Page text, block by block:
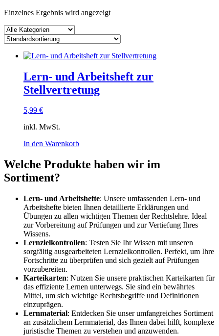
Einzelnes Ergebnis wird angezeigt
Lern- und Arbeitsheft zur
Stellvertretung
5,99 €
inkl. MwSt.
In den Warenkorb
Welche Produkte haben wir im
Sortiment?
Lern- und Arbeitshefte: Unsere umfassenden Lern- und
Arbeitshefte bieten Ihnen detaillierte Erklärungen und
Übungen zu allen wichtigen Themen der Rechtslehre. Ideal
zur Vorbereitung auf Prüfungen und zur Vertiefung Ihres
Wissens.
Lernzielkontrollen: Testen Sie Ihr Wissen mit unseren
sorgfältig ausgearbeiteten Lernzielkontrollen. Perfekt, um Ihre
Fortschritte zu überprüfen und sich gezielt auf Prüfungen
vorzubereiten.
Karteikarten: Nutzen Sie unsere praktischen Karteikarten für
das effiziente Lernen unterwegs. Sie sind ein bewährtes
Mittel, um sich wichtige Rechtsbegriffe und Definitionen
einzuprägen.
Lernmaterial: Entdecken Sie unser umfangreiches Sortiment
an zusätzlichem Lernmaterial, das Ihnen dabei hilft, komplexe
juristische Themen zu verstehen und anzuwenden.